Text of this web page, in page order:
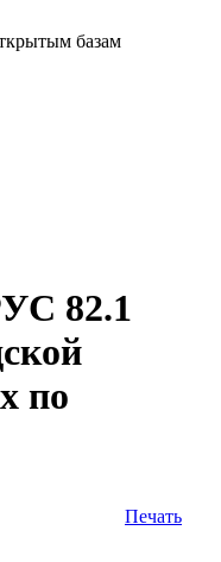
базам
82.1
по
Печать